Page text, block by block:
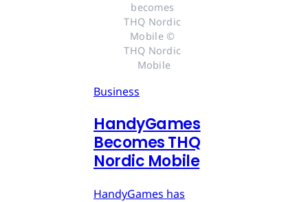
becomes
THQ Nordic
Mobile ©
THQ Nordic
Mobile
Business
HandyGames
Becomes THQ
Nordic Mobile
HandyGames has